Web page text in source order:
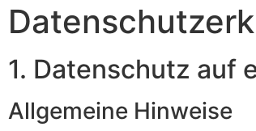
1. Daten­schutz auf
Allge­meine Hinweise